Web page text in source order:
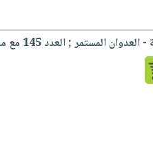
المستمر ; العدد 145 مع ملحق خاص